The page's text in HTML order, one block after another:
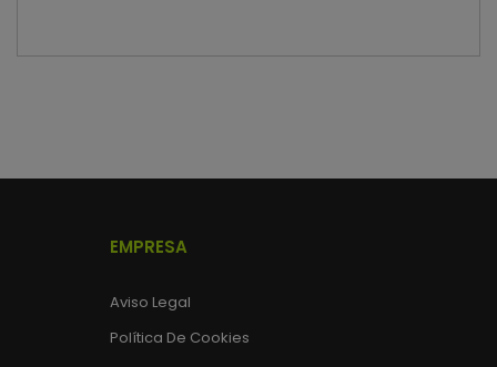
EMPRESA
Aviso Legal
Política De Cookies